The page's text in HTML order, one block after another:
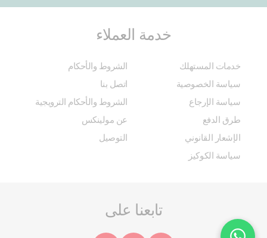
خدمة العملاء
خدمات المستهلك
الشروط والأحكام
سياسة الخصوصية
اتصل بنا
سياسة الإرجاع
الشروط والأحكام الترويجية
طرق الدفع
عن مولينكس
الإشعار القانوني
التوصيل
سياسة الكوكيز
تابعنا على